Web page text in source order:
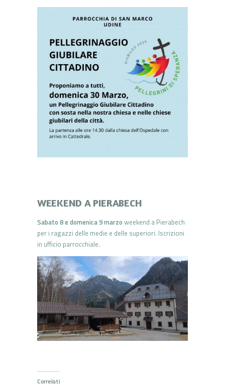
WEEKEND A PIERABECH
Sabato 8 e domenica 9 marzo weekend a Pierabech
per i ragazzi delle medie e delle superiori. Iscrizioni
in ufficio parrocchiale.
Correlati